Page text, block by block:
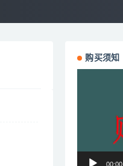
购买须知
00:00